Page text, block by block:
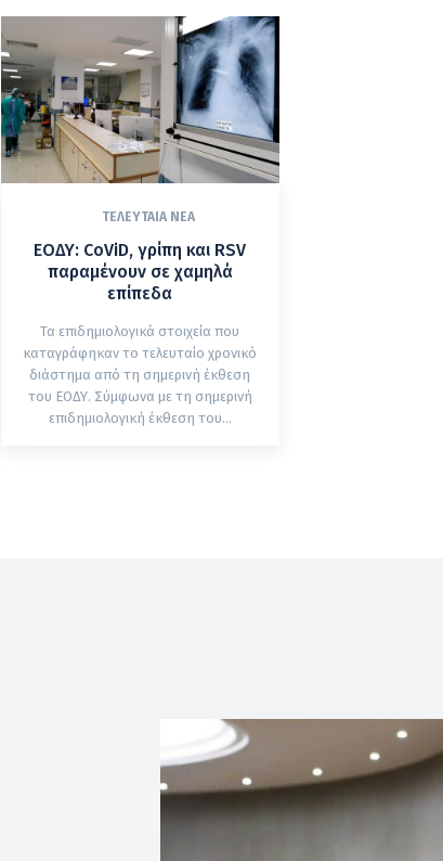
ΤΕΛΕΥΤΑΊΑ ΝΈΑ
ΕΟΔΥ: CoViD, γρίπη και RSV
παραμένουν σε χαμηλά
επίπεδα
Τα επιδημιολογικά στοιχεία που
καταγράφηκαν το τελευταίο χρονικό
διάστημα από τη σημερινή έκθεση
του ΕΟΔΥ. Σύμφωνα με τη σημερινή
επιδημιολογική έκθεση του...